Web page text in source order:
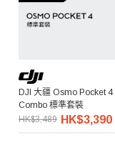
DJI 大疆 Osmo Pocket 4
Combo 標準套裝
HK$3,489 HK$3,390